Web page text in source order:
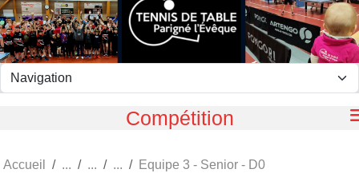
Compétition
Accueil Equipe 3 - Senior - D0
Panneau de gestion des cookies